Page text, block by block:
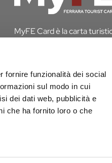
fornire funzionalità dei social
sul modo in cui
dei dati web, pubblicità e
che ha fornito loro o che
MyFE Card è la carta
hai diritto all’esenzione
SCOPRI MYFE CARD